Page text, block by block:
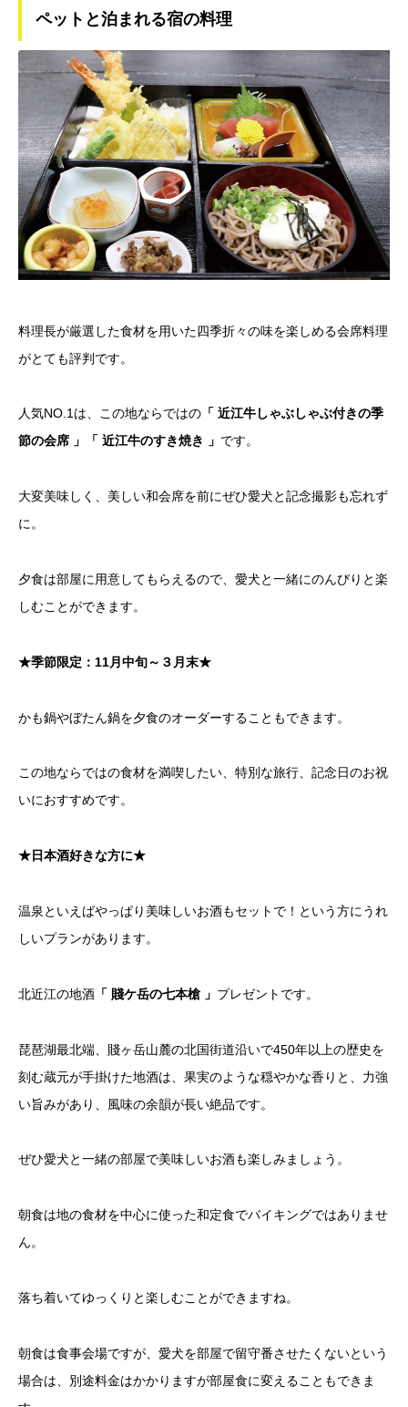
ペットと泊まれる宿の料理
料理長が厳選した食材を用いた四季折々の味を楽しめる会席料理
がとても評判です。
人気NO.1は、この地ならではの 「 近江牛しゃぶしゃぶ付きの季
節の会席 」「 近江牛のすき焼き 」 です。
大変美味しく、美しい和会席を前にぜひ愛犬と記念撮影も忘れず
に。
夕食は部屋に用意してもらえるので、愛犬と一緒にのんびりと楽
しむことができます。
★季節限定：11月中旬～３月末★
かも鍋やぼたん鍋を夕食のオーダーすることもできます。
この地ならではの食材を満喫したい、特別な旅行、記念日のお祝
いにおすすめです。
★日本酒好きな方に★
温泉といえばやっぱり美味しいお酒もセットで！という方にうれ
しいプランがあります。
北近江の地酒 「 賤ケ岳の七本槍 」 プレゼントです。
琵琶湖最北端、賤ヶ岳山麓の北国街道沿いで450年以上の歴史を
刻む蔵元が手掛けた地酒は、果実のような穏やかな香りと、力強
い旨みがあり、風味の余韻が長い絶品です。
ぜひ愛犬と一緒の部屋で美味しいお酒も楽しみましょう。
朝食は地の食材を中心に使った和定食でバイキングではありませ
ん。
落ち着いてゆっくりと楽しむことができますね。
朝食は食事会場ですが、愛犬を部屋で留守番させたくないという
場合は、別途料金はかかりますが部屋食に変えることもできま